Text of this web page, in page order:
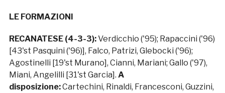
LE FORMAZIONI
RECANATESE (4-3-3):Verdicchio ('95); Rapaccini ('96)
[43'st Pasquini ('96)], Falco, Patrizi, Glebocki ('96);
Agostinelli [19'st Murano], Cianni, Mariani; Gallo ('97),
Miani, Angelilli [31'st Garcia]. A
disposizione:Cartechini, Rinaldi, Francesconi, Guzzini,